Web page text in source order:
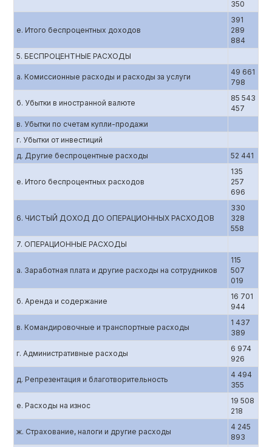
350
е. Итого беспроцентных доходов
391
289
884
5. БЕСПРОЦЕНТНЫЕ РАСХОДЫ
а. Комиссионные расходы и расходы за услуги
49 661
798
б. Убытки в иностранной валюте
85 543
457
в. Убытки по счетам купли-продажи
г. Убытки от инвестиций
д. Другие беспроцентные расходы
52 441
е. Итого беспроцентных расходов
135
257
696
6. ЧИСТЫЙ ДОХОД ДО ОПЕРАЦИОННЫХ РАСХОДОВ
330
328
558
7. ОПЕРАЦИОННЫЕ РАСХОДЫ
а. Заработная плата и другие расходы на сотрудников
115
507
019
б. Аренда и содержание
16 701
944
в. Командировочные и транспортные расходы
1 437
389
г. Административные расходы
6 974
926
д. Репрезентация и благотворительность
4 494
355
е. Расходы на износ
19 508
218
ж. Страхование, налоги и другие расходы
4 245
893